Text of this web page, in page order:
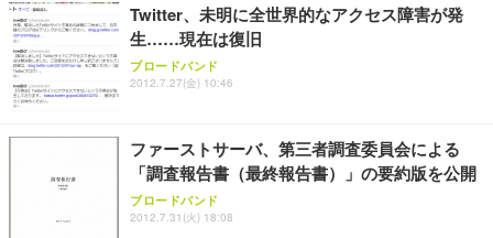
レスト 3Dヘッドレスト ハンガー付き 高反発クッシ
ョン PCチェア 通気性メッシュ ゲーミング/勉強/事
務用 おしゃれ パソコンチェア (ホワイト)
￥7,680
ANDWINT オフィスチェア デスクチェア 肘なし メ
ト 幅52×奥行58.5×高さ84～96cm テレワーク 在宅
勤務 ブラック
￥4,139
応 ComfortView ビジネス向け
￥15,800
【MiniLED/24.5inch/280Hz/FHD】GRAPHT THE S
像低減 (3年保証 | 輝点保証 | 日本メーカー)
￥34,980
￥3,670
アイリスオーヤマ ペットシーツ 超厚型 お徳用 レギ
￥3,731
Twitter、未明に全世界的なアクセス障害が発
生……現在は復旧
ブロードバンド
2012.7.27(金) 10:46
ファーストサーバ、第三者調査委員会による
「調査報告書（最終報告書）」の要約版を公開
ブロードバンド
2012.7.31(火) 18:08